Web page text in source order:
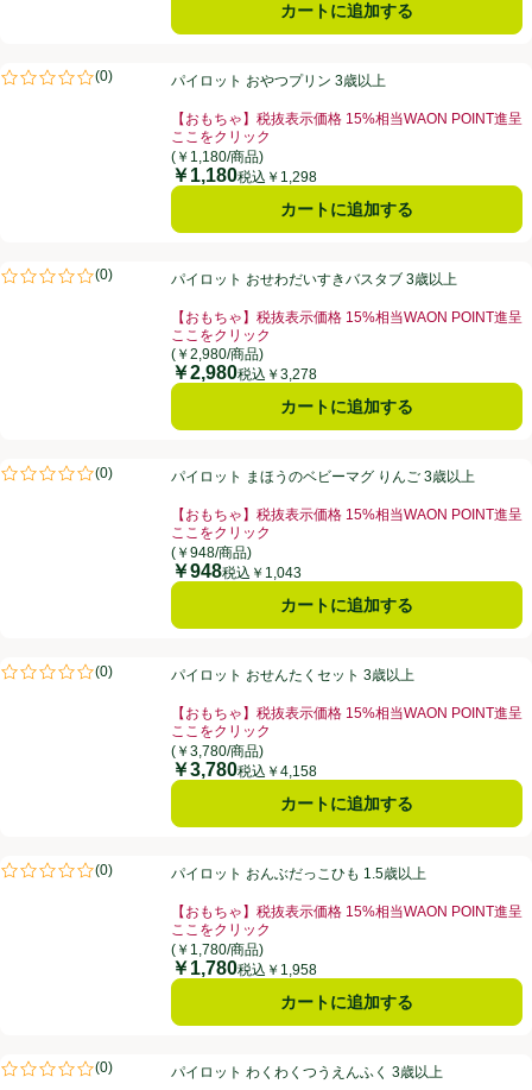
カートに追加する
パイロット おやつプリン 3歳以上
(0)
評価は0件のレビューで5点中0.0点。パイロット おやつプリン 3歳以上
【おもちゃ】税抜表示価格 15%相当WAON POINT進呈
ここをクリック
お買い得品名：【おもちゃ】税抜表示価格 15%相当
(￥1,180/商品)
価格
￥1,180税込￥1,298
カートに追加する
パイロット おせわだいすきバスタブ 3歳以上
(0)
評価は0件のレビューで5点中0.0点。パイロット おせわだいすきバスタブ 3歳以上
【おもちゃ】税抜表示価格 15%相当WAON POINT進呈
ここをクリック
お買い得品名：【おもちゃ】税抜表示価格 15%相当
(￥2,980/商品)
価格
￥2,980税込￥3,278
カートに追加する
パイロット まほうのベビーマグ りんご 3歳以上
(0)
評価は0件のレビューで5点中0.0点。パイロット まほうのベビーマグ りんご 3歳以上
【おもちゃ】税抜表示価格 15%相当WAON POINT進呈
ここをクリック
お買い得品名：【おもちゃ】税抜表示価格 15%相当
(￥948/商品)
価格
￥948税込￥1,043
カートに追加する
パイロット おせんたくセット 3歳以上
(0)
評価は0件のレビューで5点中0.0点。パイロット おせんたくセット 3歳以上
【おもちゃ】税抜表示価格 15%相当WAON POINT進呈
ここをクリック
お買い得品名：【おもちゃ】税抜表示価格 15%相当
(￥3,780/商品)
価格
￥3,780税込￥4,158
カートに追加する
パイロット おんぶだっこひも 1.5歳以上
(0)
評価は0件のレビューで5点中0.0点。パイロット おんぶだっこひも 1.5歳以上
【おもちゃ】税抜表示価格 15%相当WAON POINT進呈
ここをクリック
お買い得品名：【おもちゃ】税抜表示価格 15%相当
(￥1,780/商品)
価格
￥1,780税込￥1,958
カートに追加する
パイロット わくわくつうえんふく 3歳以上
(0)
評価は0件のレビューで5点中0.0点。パイロット わくわくつうえんふく 3歳以上